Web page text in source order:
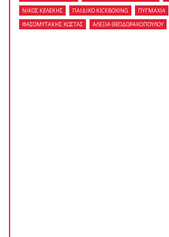
ΝΙΚΟΣ ΚΕΛΕΚΗΣ
ΠΑΙΔΙΚΟ KICKBOXING
ΠΥΓΜΑΧΙΑ
ΦΑΣΟΜΥΤΑΚΗΣ ΚΩΣΤΑΣ
ΑΛΕΞΙΑ ΘΕΟΔΩΡΑΚΟΠΟΥΛΟΥ